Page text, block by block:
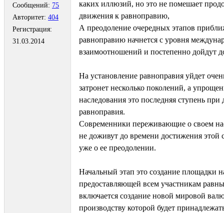
Сообщений: 75
Авторитет: 404
Регистрация:
31.03.2014
каких иллюзий, но это не помешает
движения к равноправию,
А преодоление очередных этапов
равноправию начнется с уровня
взаимоотношений и постепенно дойдут
На установление равноправия уйдет
затронет несколько поколений, а
наследования это последняя ступень
равноправия.
Современники переживающие о своем
не доживут до времени достижения этой
уже о ее преодолении.
Начальный этап это создание площадки
предоставляющей всем участникам
включается создание новой мировой
производству которой будет